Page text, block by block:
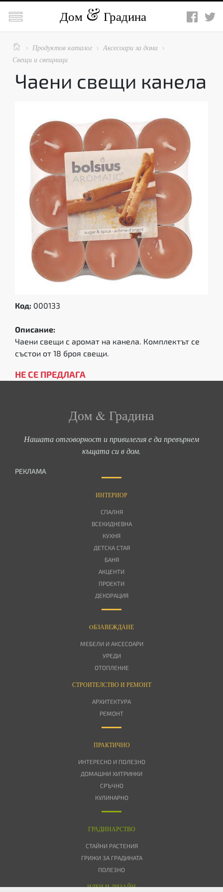
 Дом Градина
  Продуктов каталог  Аксесоари за дома 
Свещи и свещници
Чаени свещи канела
Код: 000133
Описание:
Чаени свещи с аромат на канела. Комплектът се
състои от 18 броя свещи.
НЕ СЕ ПРЕДЛАГА
Дом & Градина
Нашата отговорност и привилегия е да превърнем
къщата си в дом.
РЕКЛАМА
ИНТЕРИОР
СПАЛНЯ
ВСЕКИДНЕВНА
КУХНЯ
ДЕТСКА СТАЯ
БАНЯ
АКЦЕНТИ
ПРОЕКТИ
ДЕКОРАЦИЯ
OБЗАВЕЖДАНЕ
МЕБЕЛИ И АКСЕСОАРИ
УРЕДИ
ОТОПЛЕНИЕ
СТРОИТЕЛСТВО И РЕМОНТ
АРХИТЕКТУРА
РЕМОНТ
ПРАКТИЧНО
ИНТЕРЕСНО И ПОЛЕЗНО
ДОМАШНИ ХИТРИНКИ
СРЪЧНО
КУЛИНАРНО
ГРАДИНАРСТВО
СТАЙНИ РАСТЕНИЯ
ГРИЖИ ЗА ГРАДИНАТА
ПОЛЕЗНО
ИДЕИ И ДИЗАЙН